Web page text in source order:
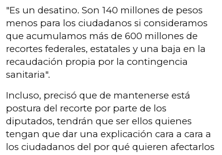
"Es un desatino. Son 140 millones de pesos
menos para los ciudadanos si consideramos
que acumulamos más de 600 millones de
recortes federales, estatales y una baja en la
recaudación propia por la contingencia
sanitaria".
Incluso, precisó que de mantenerse está
postura del recorte por parte de los
diputados, tendrán que ser ellos quienes
tengan que dar una explicación cara a cara a
los ciudadanos del por qué quieren afectarlos